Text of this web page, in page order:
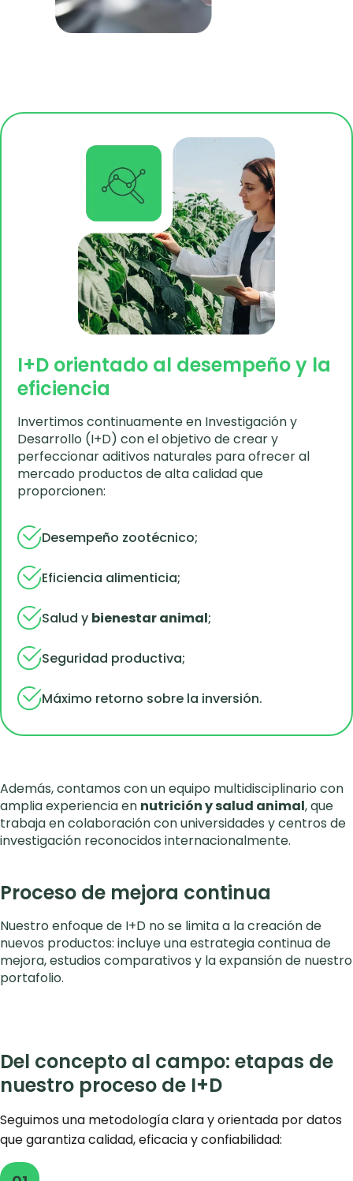
I+D orientado al desempeño y la
eficiencia
Invertimos continuamente en Investigación y
Desarrollo (I+D) con el objetivo de crear y
perfeccionar aditivos naturales para ofrecer al
mercado productos de alta calidad que
proporcionen:
Desempeño zootécnico;
Eficiencia alimenticia;
Salud y bienestar animal;
Seguridad productiva;
Máximo retorno sobre la inversión.
Además, contamos con un equipo multidisciplinario con
amplia experiencia en nutrición y salud animal, que
trabaja en colaboración con universidades y centros de
investigación reconocidos internacionalmente.
Proceso de mejora continua
Nuestro enfoque de I+D no se limita a la creación de
nuevos productos: incluye una estrategia continua de
mejora, estudios comparativos y la expansión de nuestro
portafolio.
Del concepto al campo: etapas de
nuestro proceso de I+D
Seguimos una metodología clara y orientada por datos
que garantiza calidad, eficacia y confiabilidad: